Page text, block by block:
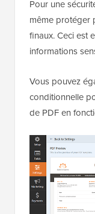
Pour une
même protéger
finaux. Ceci est
informations
Vous pouvez
conditionnelle
de PDF en